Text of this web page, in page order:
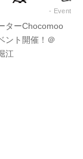
- Event
ターChocomoo
ント開催！＠
江